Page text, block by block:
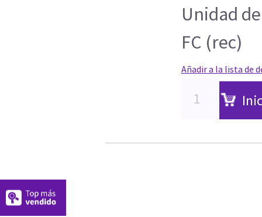
Unidad
FC (rec)
Añadir a la lista de